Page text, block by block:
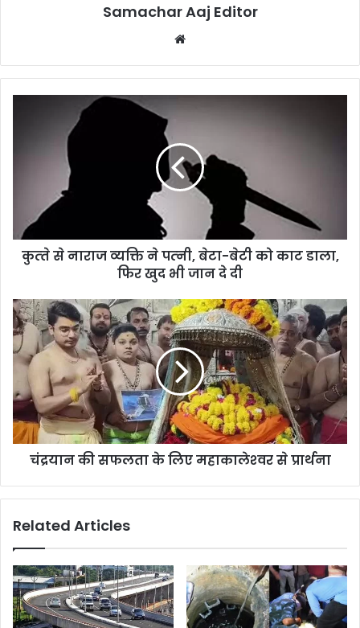
Samachar Aaj Editor
कुत्‍ते से नाराज व्‍यक्ति ने पत्‍नी, बेटा-बेटी को काट डाला,
फिर खुद भी जान दे दी
चंद्रयान की सफलता के लिए महाकालेश्‍वर से प्रार्थना
Related Articles